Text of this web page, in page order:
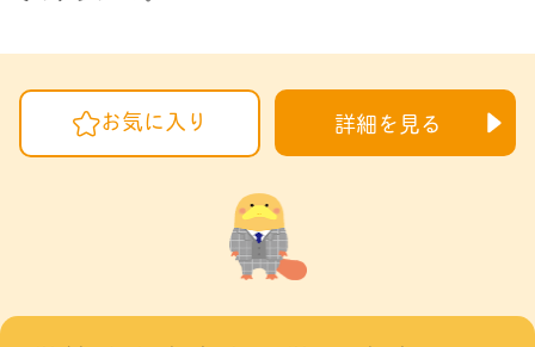
お気に入り 詳細を見る